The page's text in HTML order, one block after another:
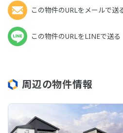
この物件のURLをメールで送
この物件のURLをLINEで送る
周辺の物件情報